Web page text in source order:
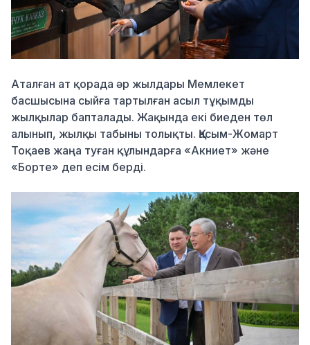
Аталған ат қорада әр жылдары Мемлекет
басшысына сыйға тартылған асыл тұқымды
жылқылар бапталады. Жақында екі биеден төл
алынып, жылқы табыны толықты. Қасым-Жомарт
Тоқаев жаңа туған құлындарға «Акниет» және
«Борте» деп есім берді.